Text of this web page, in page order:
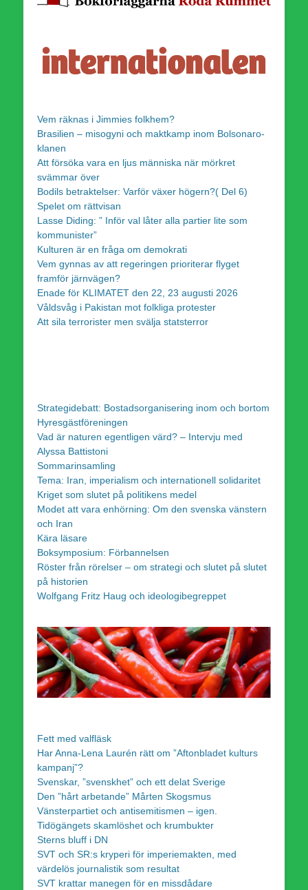
Vem räknas i Jimmies folkhem?
Brasilien – misogyni och maktkamp inom Bolsonaro-
klanen
Att försöka vara en ljus människa när mörkret
svämmar över
Bodils betraktelser: Varför växer högern?( Del 6)
Spelet om rättvisan
Lasse Diding: ” Inför val låter alla partier lite som
kommunister”
Kulturen är en fråga om demokrati
Vem gynnas av att regeringen prioriterar flyget
framför järnvägen?
Enade för KLIMATET den 22, 23 augusti 2026
Våldsvåg i Pakistan mot folkliga protester
Att sila terrorister men svälja statsterror
Strategidebatt: Bostadsorganisering inom och bortom
Hyresgästföreningen
Vad är naturen egentligen värd? – Intervju med
Alyssa Battistoni
Sommarinsamling
Tema: Iran, imperialism och internationell solidaritet
Kriget som slutet på politikens medel
Modet att vara enhörning: Om den svenska vänstern
och Iran
Kära läsare
Boksymposium: Förbannelsen
Röster från rörelser – om strategi och slutet på slutet
på historien
Wolfgang Fritz Haug och ideologibegreppet
Fett med valfläsk
Har Anna-Lena Laurén rätt om ”Aftonbladet kulturs
kampanj”?
Svenskar, ”svenskhet” och ett delat Sverige
Den ”hårt arbetande” Mårten Skogsmus
Vänsterpartiet och antisemitismen – igen.
Tidögängets skamlöshet och krumbukter
Sterns bluff i DN
SVT och SR:s kryperi för imperiemakten, med
värdelös journalistik som resultat
SVT krattar manegen för en missdådare